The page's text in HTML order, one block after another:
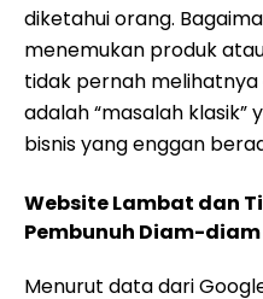
diketahui orang.
menemukan produk
tidak pernah melihatnya
adalah “masalah
bisnis yang enggan
Website Lambat dan
Pembunuh Diam-
Menurut data dari